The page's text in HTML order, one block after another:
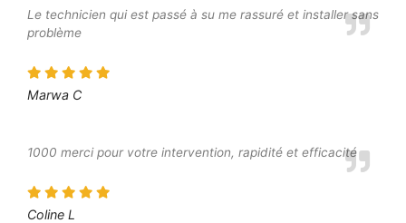
Le technicien qui est passé à su me rassuré et installer sans
problème
Marwa C
1000 merci pour votre intervention, rapidité et efficacité
Coline L